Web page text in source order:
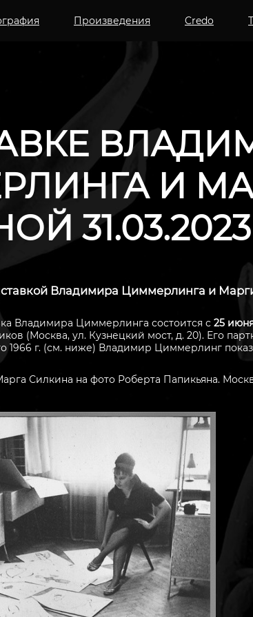
Произведения Credo
И
31.03.2023
Владимира Циммерлинга и
Владимира Циммерлинга состоится с25
(Москва, ул. Кузнецкий мост, д. 20). Его
1966 г. (см. ниже) Владимир Циммерлинг
Силкина на фото Роберта Папикьяна.